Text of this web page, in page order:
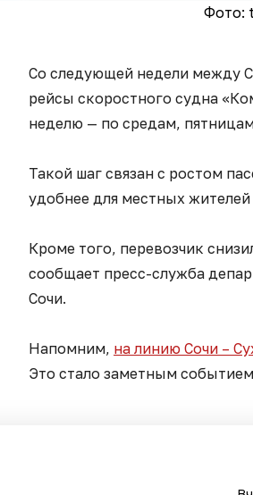
Фото:
Со следующей недели между
рейсы скоростного судна
неделю — по средам,
Такой шаг связан с ростом
удобнее для местных
Кроме того, перевозчик
сообщает пресс-служба
Сочи.
Напомним, на линию Сочи –
Это стало заметным